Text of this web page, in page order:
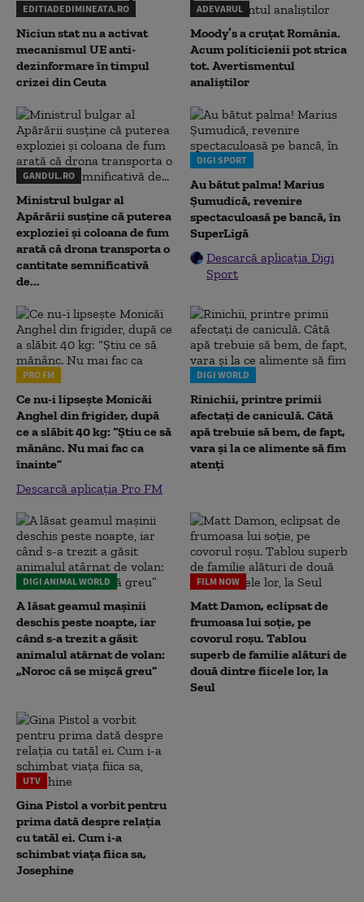
EDITIADEDIMINEATA.RO
Niciun stat nu a activat
mecanismul UE anti-
dezinformare în timpul
crizei din Ceuta
ADEVARUL
Moody’s a cruțat România.
Acum politicienii pot strica
tot. Avertismentul
analiștilor
GANDUL.RO
Ministrul bulgar al
Apărării susține că puterea
exploziei și coloana de fum
arată că drona transporta o
cantitate semnificativă
de...
DIGI SPORT
Au bătut palma! Marius
Șumudică, revenire
spectaculoasă pe bancă, în
SuperLigă
Descarcă aplicația Digi
Sport
PRO FM
Ce nu-i lipsește Monicăi
Anghel din frigider, după
ce a slăbit 40 kg: “Știu ce să
mănânc. Nu mai fac ca
înainte”
Descarcă aplicația Pro FM
DIGI WORLD
Rinichii, printre primii
afectați de caniculă. Câtă
apă trebuie să bem, de fapt,
vara și la ce alimente să fim
atenți
DIGI ANIMAL WORLD
A lăsat geamul mașinii
deschis peste noapte, iar
când s-a trezit a găsit
animalul atârnat de volan:
„Noroc că se mișcă greu”
FILM NOW
Matt Damon, eclipsat de
frumoasa lui soție, pe
covorul roșu. Tablou
superb de familie alături de
două dintre fiicele lor, la
Seul
UTV
Gina Pistol a vorbit pentru
prima dată despre relația
cu tatăl ei. Cum i-a
schimbat viața fiica sa,
Josephine